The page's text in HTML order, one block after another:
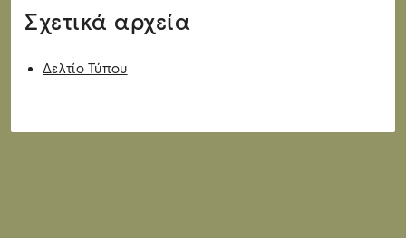
Σχετικά αρχεία
Δελτίο Τύπου